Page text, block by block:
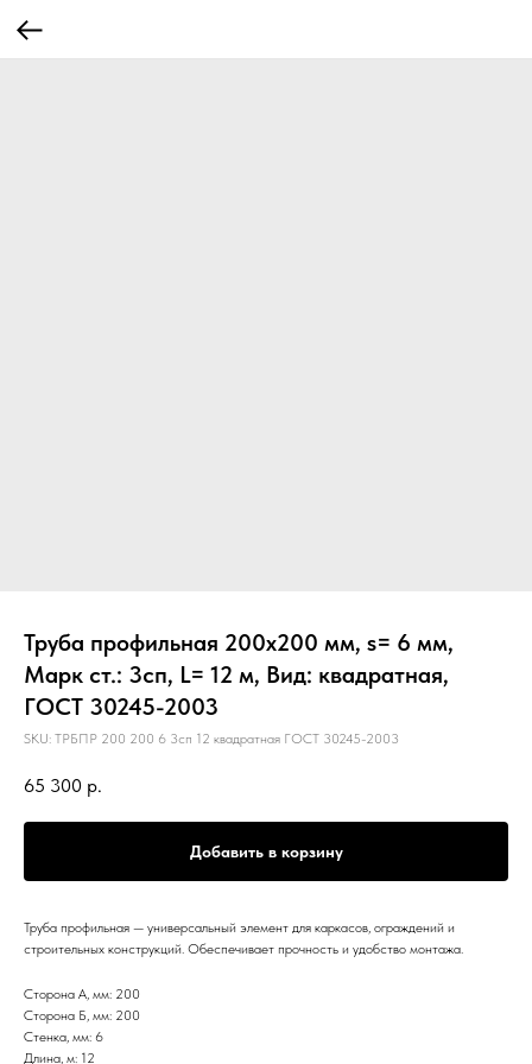
Труба профильная 200х200 мм, s= 6 мм,
Марк ст.: 3сп, L= 12 м, Вид: квадратная,
ГОСТ 30245-2003
SKU: ТРБПР 200 200 6 3сп 12 квадратная ГОСТ 30245-2003
65 300 р.
Добавить в корзину
Труба профильная — универсальный элемент для каркасов, ограждений и
строительных конструкций. Обеспечивает прочность и удобство монтажа.
Сторона А, мм: 200
Сторона Б, мм: 200
Стенка, мм: 6
Длина, м: 12